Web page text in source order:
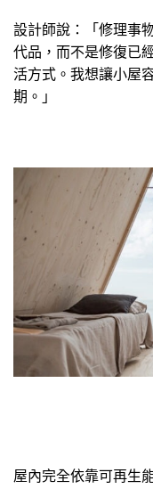
設計師說：「修理事
代品，而不是修復已
活方式。我想讓小屋
期。」
屋內完全依靠可再生